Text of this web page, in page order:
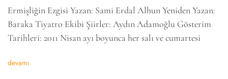
Ermişliğin Ezgisi Yazan: Sami Erdal Alhun Yeniden Yazan:
Baraka Tiyatro Ekibi Şiirler: Aydın Adamoğlu Gösterim
Tarihleri: 2011 Nisan ayı boyunca her salı ve cumartesi
devamı